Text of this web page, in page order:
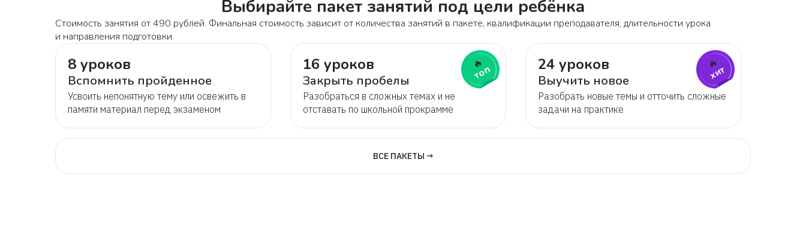
Выбирайте пакет занятий под цели ребёнка
Стоимость занятия от 490 рублей. Финальная стоимость зависит от количества занятий в пакете, квалификации преподавателя, длительности урока
и направления подготовки.
8 уроков
Вспомнить пройденное
Усвоить непонятную тему или освежить в
памяти материал перед экзаменом
16 уроков
Закрыть пробелы
Разобраться в сложных темах и не
отставать по школьной прокрамме
🔥
топ 24 уроков
Выучить новое
Разобрать новые темы и отточить сложные
задачи на практике
🔥
хит
ВСЕ ПАКЕТЫ →